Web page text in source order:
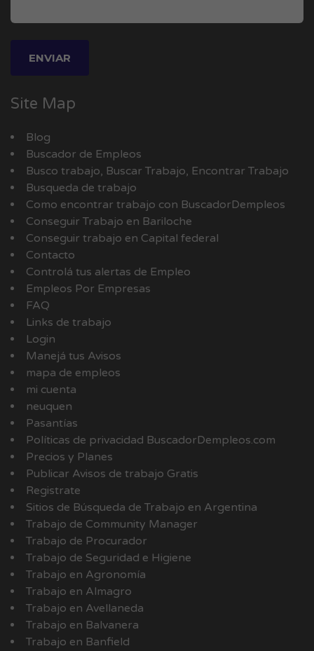
Site Map
Blog
Buscador de Empleos
Busco trabajo, Buscar Trabajo, Encontrar Trabajo
Busqueda de trabajo
Como encontrar trabajo con BuscadorDempleos
Conseguir Trabajo en Bariloche
Conseguir trabajo en Capital federal
Contacto
Controlá tus alertas de Empleo
Empleos Por Empresas
FAQ
Links de trabajo
Login
Manejá tus Avisos
mapa de empleos
mi cuenta
neuquen
Pasantías
Políticas de privacidad BuscadorDempleos.com
Precios y Planes
Publicar Avisos de trabajo Gratis
Registrate
Sitios de Búsqueda de Trabajo en Argentina
Trabajo de Community Manager
Trabajo de Procurador
Trabajo de Seguridad e Higiene
Trabajo en Agronomía
Trabajo en Almagro
Trabajo en Avellaneda
Trabajo en Balvanera
Trabajo en Banfield